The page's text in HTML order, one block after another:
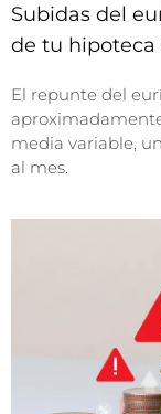
Subidas del
de tu hipoteca
El repunte del
media variable,
al mes.